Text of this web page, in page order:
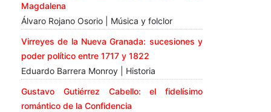
Magdalena
Álvaro Rojano Osorio | Música y folclor
Virreyes de la Nueva Granada: sucesiones y
poder político entre 1717 y 1822
Eduardo Barrera Monroy | Historia
Gustavo Gutiérrez Cabello: el fidelísimo
romántico de la Confidencia